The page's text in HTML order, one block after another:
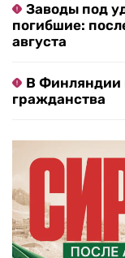
Заводы под
погибшие:
августа
В Финляндии
гражданства